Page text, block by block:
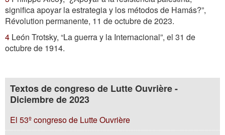
significa apoyar la estrategia y los métodos de Hamás?”,
Révolution permanente, 11 de octubre de 2023.
4 León Trotsky, “La guerra y la Internacional”, el 31 de
octubre de 1914.
Textos de congreso de Lutte Ouvrière -
Diciembre de 2023
El 53º congreso de Lutte Ouvrière